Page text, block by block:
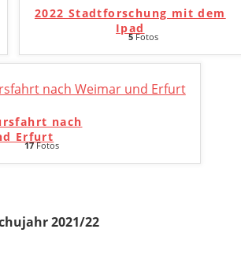
2022 Stadtforschung mit dem
Ipad
5Fotos
nach
Erfurt
17Fotos
2021/22